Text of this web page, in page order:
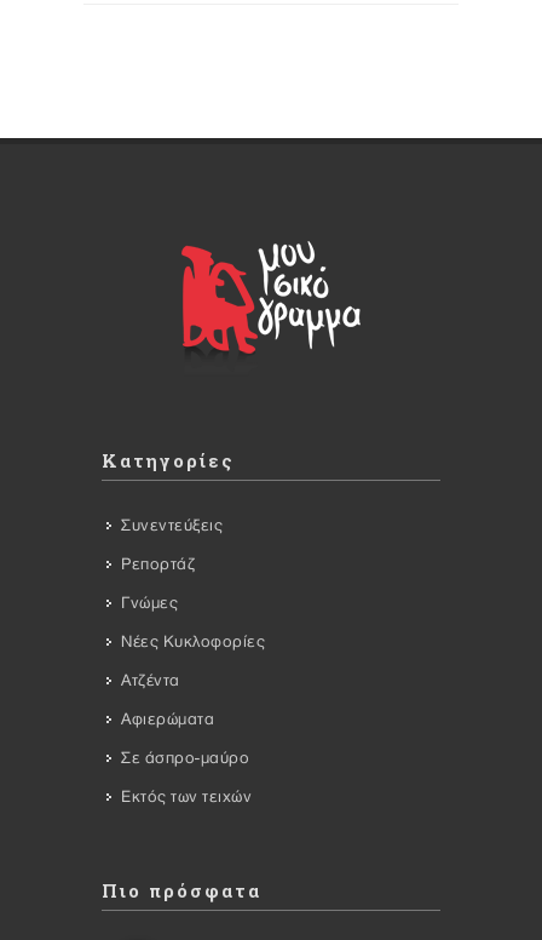
Κατηγορίες
Συνεντεύξεις
Ρεπορτάζ
Γνώμες
Νέες Κυκλοφορίες
Ατζέντα
Αφιερώματα
Σε άσπρο-μαύρο
Εκτός των τειχών
Πιο πρόσφατα